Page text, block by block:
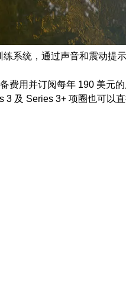
系统，通过声音和震动提
费用并订阅每年 190 美
及 Series 3+ 项圈也可以